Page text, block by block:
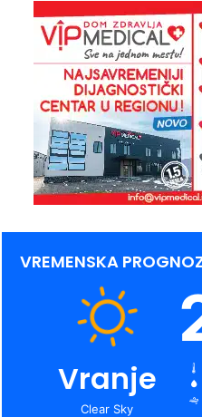
VREMENSKA
Vranje
Clear Sky